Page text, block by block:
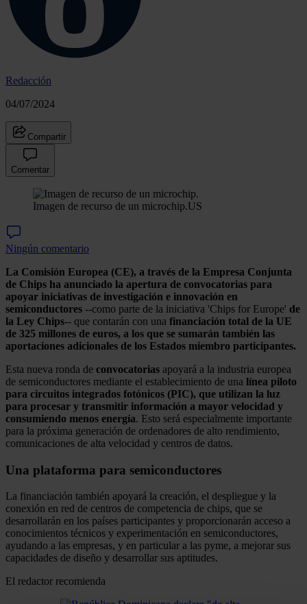
Redacción
04/07/2024
Compartir
Comentar
Imagen de recurso de un microchip.US
Ningún comentario
La Comisión Europea (CE), a través de la Empresa Conjunta
de Chips ha anunciado la apertura de convocatorias para
apoyar iniciativas de investigación e innovación en
semiconductores --como parte de la iniciativa 'Chips for Europe' de
la Ley Chips-- que contarán con una financiación total de la UE
de 325 millones de euros, a los que se sumarán también las
aportaciones adicionales de los Estados miembro participantes.
Esta nueva ronda de convocatorias apoyará a la industria europea
de semiconductores mediante el establecimiento de una línea piloto
para circuitos integrados fotónicos (PIC), que utilizan la luz
para procesar y transmitir información a mayor velocidad y
consumiendo menos energía. Esto será especialmente importante
para la próxima generación de ordenadores de alto rendimiento,
comunicaciones de alta velocidad y centros de datos.
Una plataforma para semiconductores
La financiación también apoyará la creación, el despliegue y la
conexión en red de centros de competencia de chips, que se
desarrollarán en los países participantes y proporcionarán acceso a
conocimientos técnicos y experimentación en semiconductores,
ayudando a las empresas, y en particular a las pyme, a mejorar sus
capacidades de diseño y desarrollar sus aptitudes.
El redactor recomienda